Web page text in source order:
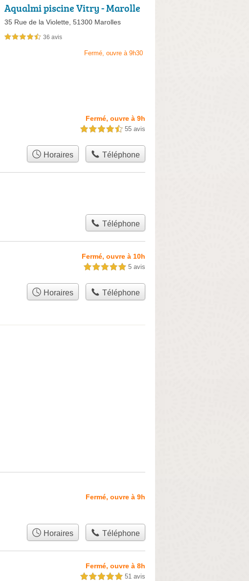
Aqualmi piscine Vitry - Marolle
s
35 Rue de la Violette, 51300 Marolles
4,5 étoiles sur 5 36 avis
Fermé, ouvre à 9h30
Fermé, ouvre à 9h
4,5 étoiles sur 5 55 avis
Horaires Téléphone
Téléphone
Fermé, ouvre à 10h
5,0 étoiles sur 5 5 avis
Horaires Téléphone
Fermé, ouvre à 9h
Horaires Téléphone
Fermé, ouvre à 8h
5,0 étoiles sur 5 51 avis